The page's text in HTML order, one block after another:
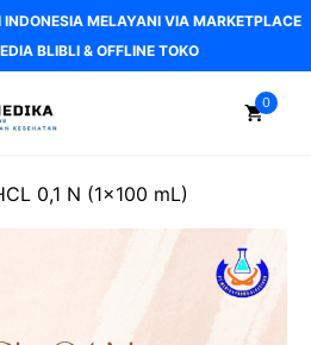
INDONESIA MELAYANI VIA MARKETPLACE
BLIBLI & OFFLINE TOKO
0
0,1 N (1×100 mL)